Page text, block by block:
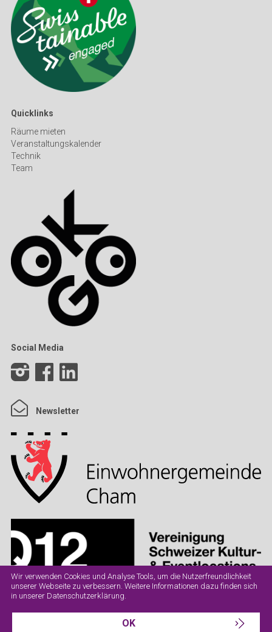
Quicklinks
Räume mieten
Veranstaltungskalender
Technik
Team
Social Media
Newsletter
AGB
Wir verwenden Cookies und Analyse Tools, um die Nutzerfreundlichkeit
unserer Webseite zu verbessern. Weitere Informationen dazu finden sich
in unserer Datenschutzerklärung.
OK